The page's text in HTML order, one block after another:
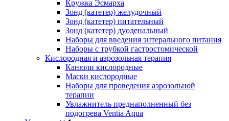
Кружка Эсмарха
Зонд (катетер) желудочный
Зонд (катетер) питательный
Зонд (катетер) дуоденальный
Наборы для введения энтерального питания
Наборы с трубкой гастростомической
Кислородная и аэрозольная терапия
Канюли кислородные
Маски кислородные
Наборы для проведения аэрозольной
терапии
Увлажнитель преднаполненный без
подогрева Ventia Aqua